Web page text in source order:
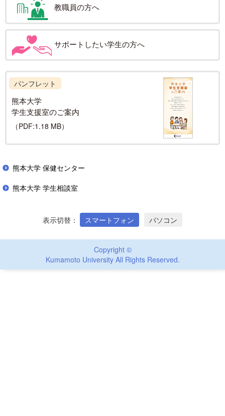
教職員の方へ
サポートしたい学生の方へ
パンフレット
熊本大学
学生支援室のご案内
（PDF:1.18 MB）
熊本大学 保健センター
熊本大学 学生相談室
表示切替 スマートフォン パソコン
Copyright ©
Kumamoto University All Rights Reserved.